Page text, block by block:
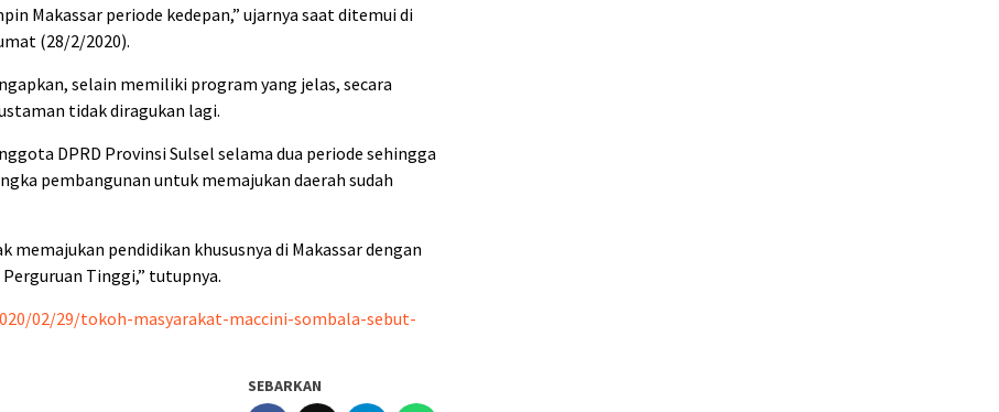
Makassar periode kedepan,” ujarnya saat ditemui di
(28/2/2020).
selain memiliki program yang jelas, secara
tidak diragukan lagi.
DPRD Provinsi Sulsel selama dua periode sehingga
pembangunan untuk memajukan daerah sudah
memajukan pendidikan khususnya di Makassar dengan
Tinggi,” tutupnya.
02/29/tokoh-masyarakat-maccini-sombala-sebut-
SEBARKAN